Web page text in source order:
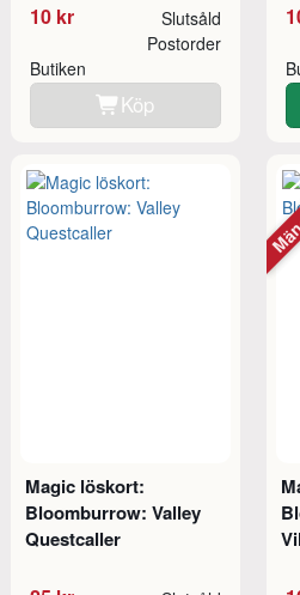
10 kr Slutsåld
Butiken
Postorder
Köp
Magic löskort:
Bloomburrow: Valley
Questcaller